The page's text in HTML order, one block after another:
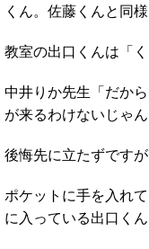
くん。佐藤くんと同
教室の出口くんは「
中井りか先生「だか
が来るわけないじゃん
後悔先に立たずですが
ポケットに手を入れ
に入っている出口くん